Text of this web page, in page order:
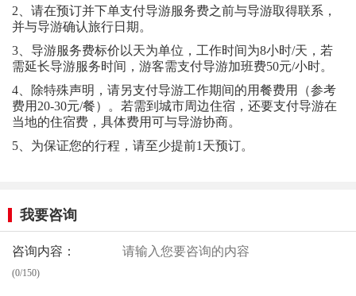
2、请在预订并下单支付导游服务费之前与导游取得联系，
并与导游确认旅行日期。
3、导游服务费标价以天为单位，工作时间为8小时/天，若
需延长导游服务时间，游客需支付导游加班费50元/小时。
4、除特殊声明，请另支付导游工作期间的用餐费用（参考
费用20-30元/餐）。若需到城市周边住宿，还要支付导游在
当地的住宿费，具体费用可与导游协商。
5、为保证您的行程，请至少提前1天预订。
我要咨询
咨询内容：
(0/150)